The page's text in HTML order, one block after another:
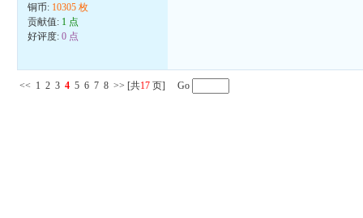
铜币: 10305 枚
贡献值: 1 点
好评度:0 点
<< 1 2 3 4 5 6 7 8 >> [共17 页] Go